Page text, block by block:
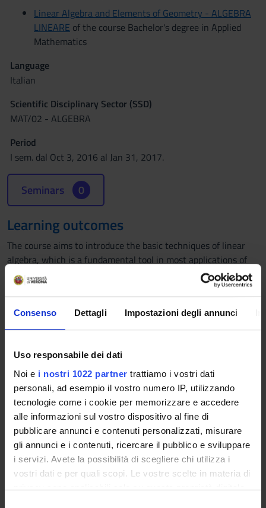
Consenso Dettagli Impostazioni degli annunci
Uso responsabile dei dati
Noi e i nostri 1022 partner trattiamo i vostri dati
personali, ad esempio il vostro numero IP, utilizzando
tecnologie come i cookie per memorizzare e accedere
alle informazioni sul vostro dispositivo al fine di
pubblicare annunci e contenuti personalizzati, misurare
gli annunci e i contenuti, ricercare il pubblico e sviluppare
i servizi. Avete la possibilità di scegliere chi utilizza i
vostri dati e per quali scopi. Le vostre scelte in materia di
privacy sono applicabili solo su questa proprietà digitale
Linear Algebra and Elements of Geometry - ALGEBRA
LINEARE of the course Bachelor's degree in Applied
Mathematics
Language
Italian
Scientific Disciplinary Sector (SSD)
MAT/02 - ALGEBRA
Period
I sem. dal Oct 3, 2016 al Jan 31, 2017.
Seminars 0
Learning outcomes
The course aims to introduce the basic techniques of linear
algebra, which is a fundamental tool in most applications of
mathematics: matrices, Gauss elimination, vector spaces,
inner products, determinants, eigenvalues and eigenvectors.
At the end of the course, the students will be able to apply
linear algebra techniques to the solution of problems about
orthogonalization and computation of eigenvalues and
eigenvectors.
Knowledge and understanding: students will be able to apply
linear algebra techniques to solution of problems.
Applying knowledge and understanding: students will be able
to recognize applicability of linear algebra to various
situations.